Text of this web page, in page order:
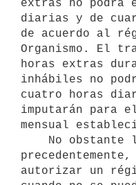
extras no podrá
diarias y de
de acuerdo al
Organismo. El
horas extras
inhábiles no
cuatro horas
imputarán para
mensual
autorizar un